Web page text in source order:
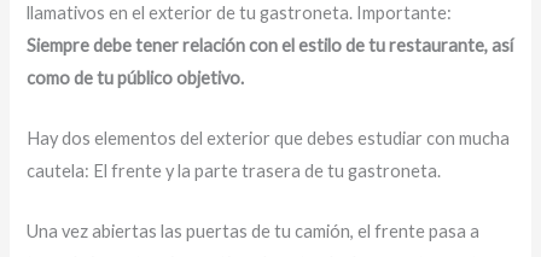
llamativos en el exterior de tu gastroneta. Importante:
Siempre debe tener relación con el estilo de tu restaurante, así
como de tu público objetivo.
Hay dos elementos del exterior que debes estudiar con mucha
cautela: El frente y la parte trasera de tu gastroneta.
Una vez abiertas las puertas de tu camión, el frente pasa a